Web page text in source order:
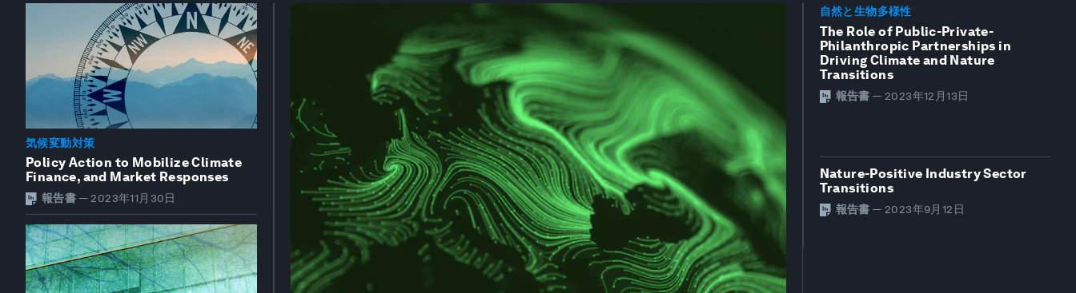
気候変動対策
Policy Action to Mobilize Climate
Finance, and Market Responses
報告書 — 2023年11月30日
自然と生物多様性
The Role of Public-Private-
Philanthropic Partnerships in
Driving Climate and Nature
Transitions
報告書 — 2023年12月13日
Nature-Positive Industry Sector
Transitions
報告書 — 2023年9月12日